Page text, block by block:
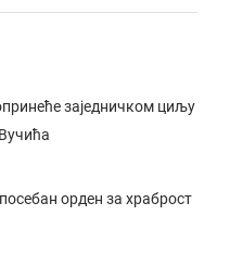
заједничком циљу
орден за храброст